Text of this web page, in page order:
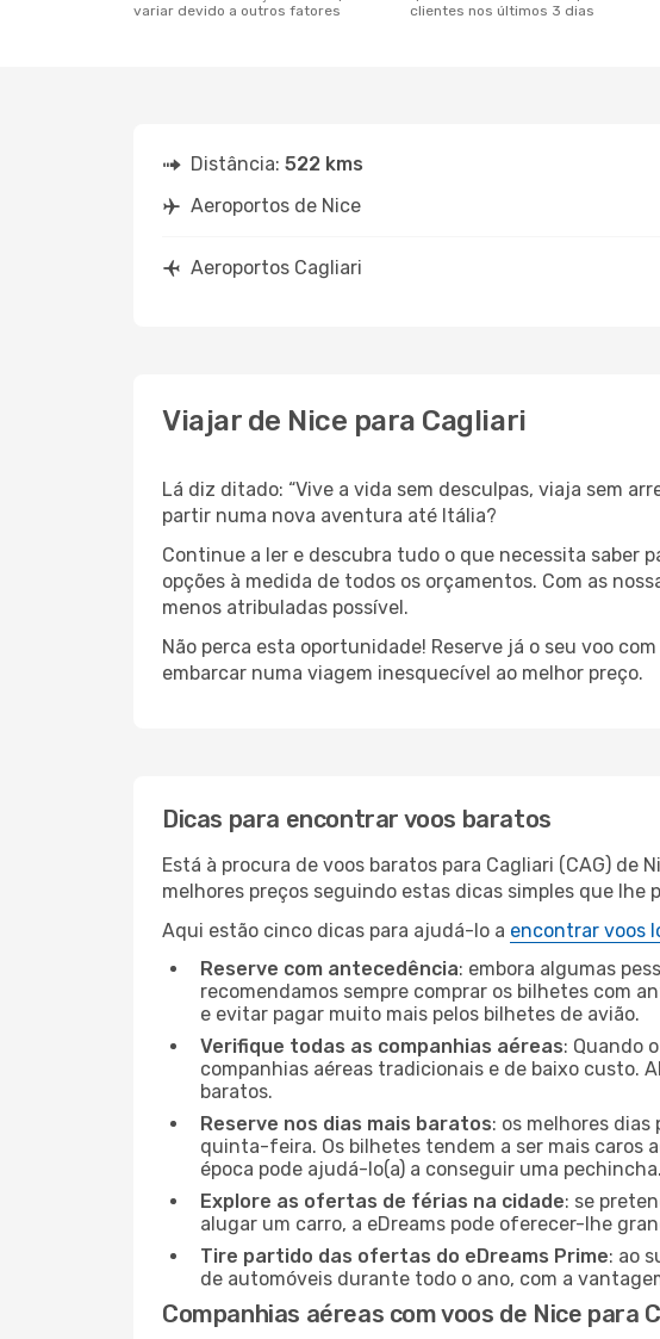
variar devido a outros fatores
clientes nos últimos 3 dias
Distância: 522 kms
Aeroportos de Nice
Aeroportos Cagliari
Viajar de Nice para Cagliari
Lá diz ditado: “Vive a vida sem desculpas, viaja sem
partir numa nova aventura até Itália?
Continue a ler e descubra tudo o que necessita saber
opções à medida de todos os orçamentos. Com as
menos atribuladas possível.
Não perca esta oportunidade! Reserve já o seu voo com
embarcar numa viagem inesquecível ao melhor preço.
Dicas para encontrar voos baratos
Está à procura de voos baratos para Cagliari (CAG) de
melhores preços seguindo estas dicas simples que
Aqui estão cinco dicas para ajudá-lo a encontrar voos
Reserve com antecedência: embora algumas
recomendamos sempre comprar os bilhetes com
e evitar pagar muito mais pelos bilhetes de avião.
Verifique todas as companhias aéreas: Quando
companhias aéreas tradicionais e de baixo custo.
baratos.
Reserve nos dias mais baratos: os melhores
quinta-feira. Os bilhetes tendem a ser mais caros
época pode ajudá-lo(a) a conseguir uma pechincha.
Explore as ofertas de férias na cidade: se
alugar um carro, a eDreams pode oferecer-lhe
Tire partido das ofertas do eDreams Prime: ao
de automóveis durante todo o ano, com a
Companhias aéreas com voos de Nice para